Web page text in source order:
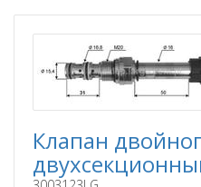
Клапан